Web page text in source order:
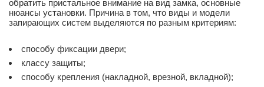
обратить пристальное внимание на вид замка, основные
нюансы установки. Причина в том, что виды и модели
запирающих систем выделяются по разным критериям:
способу фиксации двери;
классу защиты;
способу крепления (накладной, врезной, вкладной);